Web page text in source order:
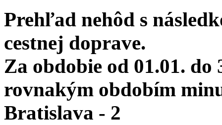
Prehľad nehôd s
cestnej doprave.
Za obdobie od 01.01. do
rovnakým obdobím
Bratislava - 2